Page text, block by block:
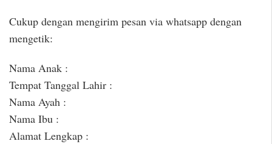
Cukup dengan mengirim pesan via whatsapp dengan
mengetik:
Nama Anak :
Tempat Tanggal Lahir :
Nama Ayah :
Nama Ibu :
Alamat Lengkap :